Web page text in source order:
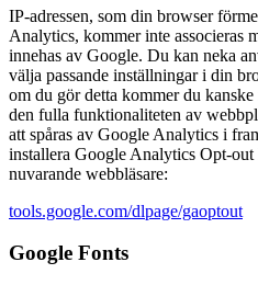
IP-adressen, som din browser
Analytics, kommer inte associeras
innehas av Google. Du kan neka
välja passande inställningar i din
om du gör detta kommer du
den fulla funktionaliteten av
att spåras av Google Analytics i
installera Google Analytics Opt-
nuvarande webbläsare:
tools.google.com/dlpage/gaoptout
Google Fonts